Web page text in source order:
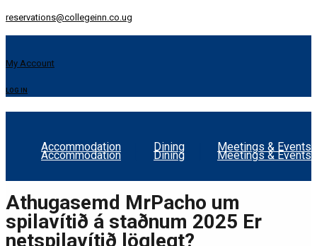
reservations@collegeinn.co.ug
My Account
LOG IN
Accommodation Dining Meetings & Events
Accommodation Dining Meetings & Events
Athugasemd MrPacho um
spilavítið á staðnum 2025 Er
netspilavítið löglegt?